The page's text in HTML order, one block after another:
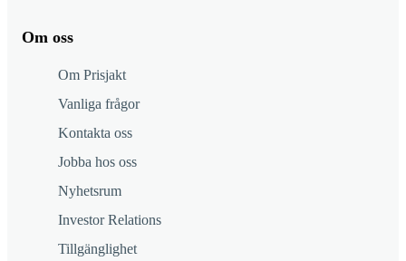
Om oss
Om Prisjakt
Vanliga frågor
Kontakta oss
Jobba hos oss
Nyhetsrum
Investor Relations
Tillgänglighet